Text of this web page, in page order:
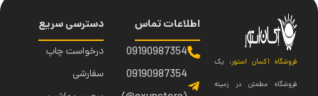
فروشگاه اکسان استور، یک
فروشگاه مطمئن در زمینه
اطلاعات تماس
09190987354
09190987354
دسترسی سریع
درخواست چاپ
سفارشی